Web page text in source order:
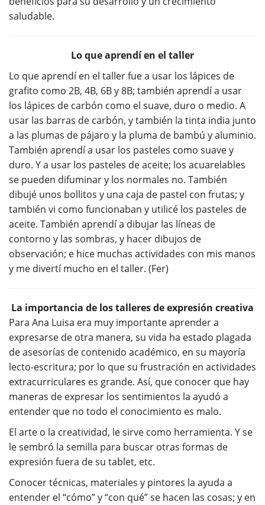
saludable.
Lo que aprendí en el taller
Lo que aprendí en el taller fue a usar los lápices de
grafito como 2B, 4B, 6B y 8B; también aprendí a usar
los lápices de carbón como el suave, duro o medio. A
usar las barras de carbón, y también la tinta india junto
a las plumas de pájaro y la pluma de bambú y aluminio.
También aprendí a usar los pasteles como suave y
duro. Y a usar los pasteles de aceite; los acuarelables
se pueden difuminar y los normales no. También
dibujé unos bollitos y una caja de pastel con frutas; y
también vi como funcionaban y utilicé los pasteles de
aceite. También aprendí a dibujar las líneas de
contorno y las sombras, y hacer dibujos de
observación; e hice muchas actividades con mis manos
y me divertí mucho en el taller. (Fer)
La importancia de los talleres de expresión creativa
Para Ana Luisa era muy importante aprender a
expresarse de otra manera, su vida ha estado plagada
de asesorías de contenido académico, en su mayoría
lecto-escritura; por lo que su frustración en actividades
extracurriculares es grande. Así, que conocer que hay
maneras de expresar los sentimientos la ayudó a
entender que no todo el conocimiento es malo.
El arte o la creatividad, le sirve como herramienta. Y se
le sembró la semilla para buscar otras formas de
expresión fuera de su tablet, etc.
Conocer técnicas, materiales y pintores la ayuda a
entender el “cómo” y “con qué” se hacen las cosas; y en